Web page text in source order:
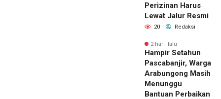
Perizinan Harus
Lewat Jalur Resmi
20 Redaksi
2 hari lalu
Hampir Setahun
Pascabanjir, Warga
Arabungong Masih
Menunggu
Bantuan Perbaikan